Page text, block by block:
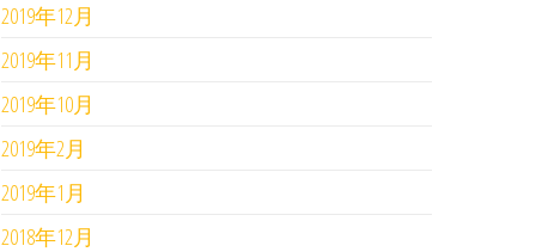
2019年12月
2019年11月
2019年10月
2019年2月
2019年1月
2018年12月